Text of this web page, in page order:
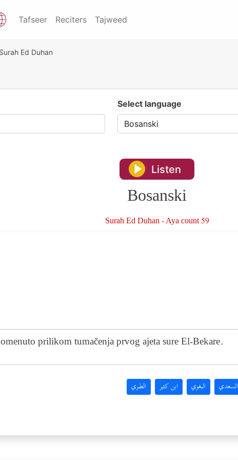
Tafseer Reciters Tajweed
Surah Ed Duhan
Select language
Listen
Bosanski
Surah Ed Duhan - Aya count 59
prilikom tumačenja prvog ajeta sure El-Bekare.
السعدي البغوي ابن كثير الطبري